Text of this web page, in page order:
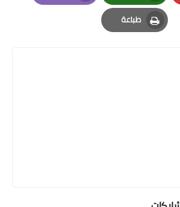
Whatsapp
Email
طباعة
Print